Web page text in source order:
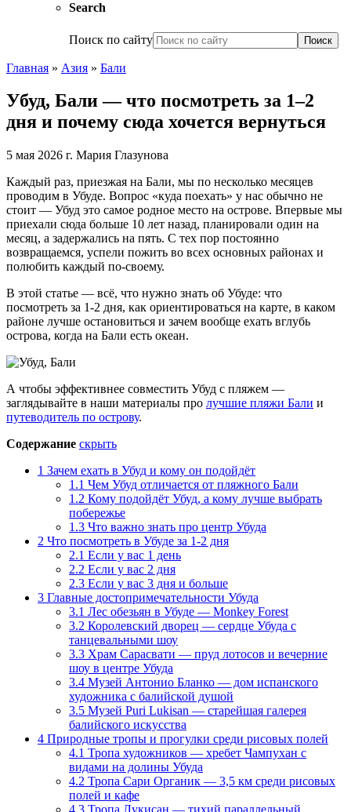
Search
Поиск по сайту
Главная » Азия » Бали
Убуд, Бали — что посмотреть за 1–2
дня и почему сюда хочется вернуться
5 мая 2026 г. Мария Глазунова
Каждый раз, приезжая на Бали, мы по несколько месяцев
проводим в Убуде. Вопрос «куда поехать» у нас обычно не
стоит — Убуд это самое родное место на острове. Впервые мы
приехали сюда больше 10 лет назад, планировали один на
месяц, а задержались на пять. С тех пор постоянно
возвращаемся, успели пожить во всех основных районах и
полюбить каждый по-своему.
В этой статье — всё, что нужно знать об Убуде: что
посмотреть за 1-2 дня, как ориентироваться на карте, в каком
районе лучше остановиться и зачем вообще ехать вглубь
острова, когда на Бали есть океан.
А чтобы эффективнее совместить Убуд с пляжем —
заглядывайте в наши материалы про лучшие пляжи Бали и
путеводитель по острову.
Содержание скрыть
1 Зачем ехать в Убуд и кому он подойдёт
1.1 Чем Убуд отличается от пляжного Бали
1.2 Кому подойдёт Убуд, а кому лучше выбрать
побережье
1.3 Что важно знать про центр Убуда
2 Что посмотреть в Убуде за 1-2 дня
2.1 Если у вас 1 день
2.2 Если у вас 2 дня
2.3 Если у вас 3 дня и больше
3 Главные достопримечательности Убуда
3.1 Лес обезьян в Убуде — Monkey Forest
3.2 Королевский дворец — сердце Убуда с
танцевальными шоу
3.3 Храм Сарасвати — пруд лотосов и вечерние
шоу в центре Убуда
3.4 Музей Антонио Бланко — дом испанского
художника с балийской душой
3.5 Музей Puri Lukisan — старейшая галерея
балийского искусства
4 Природные тропы и прогулки среди рисовых полей
4.1 Тропа художников — хребет Чампухан с
видами на долины Убуда
4.2 Тропа Сари Органик — 3,5 км среди рисовых
полей и кафе